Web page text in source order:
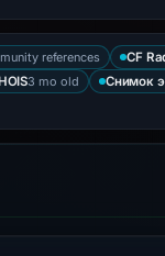
references
CF
3 mo old
Снимок